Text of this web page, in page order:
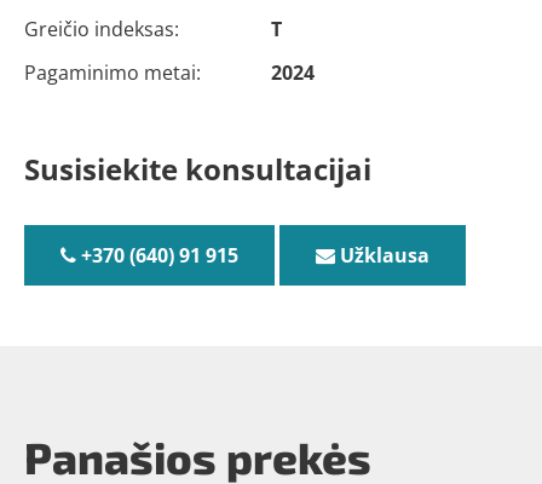
Greičio indeksas:
T
Pagaminimo metai:
2024
Susisiekite konsultacijai
+370 (640) 91 915 Užklausa
Panašios prekės